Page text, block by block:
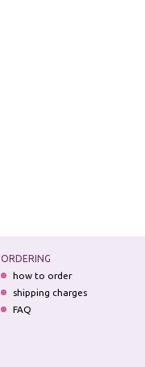
ORDERING
how to order
shipping charges
FAQ